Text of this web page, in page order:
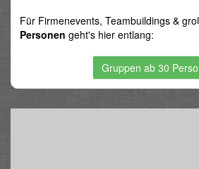
Für Firmenevents, Teambuildings &
Personen geht's hier entlang:
Gruppen ab 30